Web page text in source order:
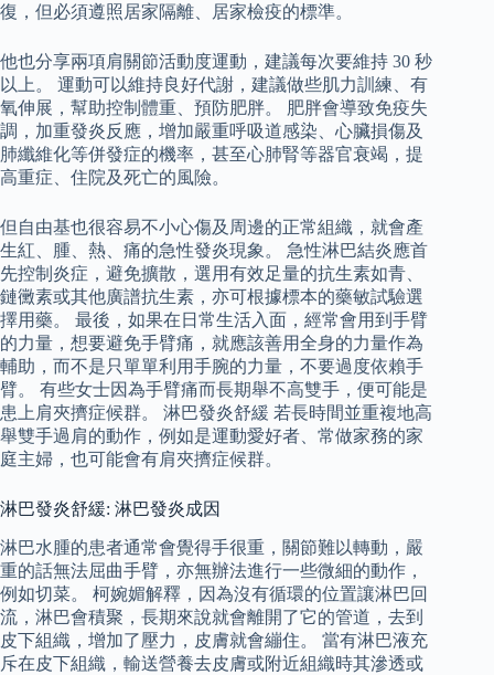
復，但必須遵照居家隔離、居家檢疫的標準。
他也分享兩項肩關節活動度運動，建議每次要維持 30 秒
以上。 運動可以維持良好代謝，建議做些肌力訓練、有
氧伸展，幫助控制體重、預防肥胖。 肥胖會導致免疫失
調，加重發炎反應，增加嚴重呼吸道感染、心臟損傷及
肺纖維化等併發症的機率，甚至心肺腎等器官衰竭，提
高重症、住院及死亡的風險。
但自由基也很容易不小心傷及周邊的正常組織，就會產
生紅、腫、熱、痛的急性發炎現象。 急性淋巴結炎應首
先控制炎症，避免擴散，選用有效足量的抗生素如青、
鏈黴素或其他廣譜抗生素，亦可根據標本的藥敏試驗選
擇用藥。 最後，如果在日常生活入面，經常會用到手臂
的力量，想要避免手臂痛，就應該善用全身的力量作為
輔助，而不是只單單利用手腕的力量，不要過度依賴手
臂。 有些女士因為手臂痛而長期舉不高雙手，便可能是
患上肩夾擠症候群。 淋巴發炎舒緩 若長時間並重複地高
舉雙手過肩的動作，例如是運動愛好者、常做家務的家
庭主婦，也可能會有肩夾擠症候群。
淋巴發炎舒緩: 淋巴發炎成因
淋巴水腫的患者通常會覺得手很重，關節難以轉動，嚴
重的話無法屈曲手臂，亦無辦法進行一些微細的動作，
例如切菜。 柯婉媚解釋，因為沒有循環的位置讓淋巴回
流，淋巴會積聚，長期來說就會離開了它的管道，去到
皮下組織，增加了壓力，皮膚就會繃住。 當有淋巴液充
斥在皮下組織，輸送營養去皮膚或附近組織時其滲透或